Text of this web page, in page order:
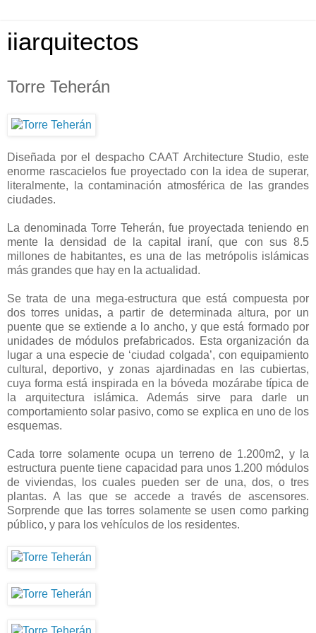
iiarquitectos
Torre Teherán
Diseñada por el despacho CAAT Architecture Studio, este
enorme rascacielos fue proyectado con la idea de superar,
literalmente, la contaminación atmosférica de las grandes
ciudades.
La denominada Torre Teherán, fue proyectada teniendo en
mente la densidad de la capital iraní, que con sus 8.5
millones de habitantes, es una de las metrópolis islámicas
más grandes que hay en la actualidad.
Se trata de una mega-estructura que está compuesta por
dos torres unidas, a partir de determinada altura, por un
puente que se extiende a lo ancho, y que está formado por
unidades de módulos prefabricados. Esta organización da
lugar a una especie de ‘ciudad colgada’, con equipamiento
cultural, deportivo, y zonas ajardinadas en las cubiertas,
cuya forma está inspirada en la bóveda mozárabe típica de
la arquitectura islámica. Además sirve para darle un
comportamiento solar pasivo, como se explica en uno de los
esquemas.
Cada torre solamente ocupa un terreno de 1.200m2, y la
estructura puente tiene capacidad para unos 1.200 módulos
de viviendas, los cuales pueden ser de una, dos, o tres
plantas. A las que se accede a través de ascensores.
Sorprende que las torres solamente se usen como parking
público, y para los vehículos de los residentes.